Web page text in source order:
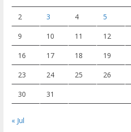
2 3 4 5
9 10 11 12
16 17 18 19
23 24 25 26
30 31
« Jul